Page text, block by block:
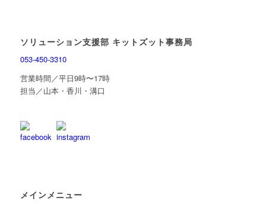
ソリューション支援部 キットズット事務局
053-450-3310
営業時間／平日9時〜17時
担当／山本・香川・溝口
メインメニュー